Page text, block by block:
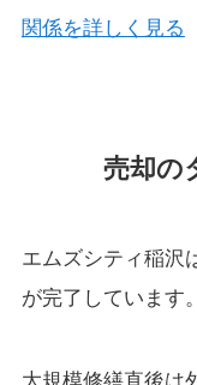
関係を詳しく見る
売却の
エムズシティ稲沢
が完了しています。
大規模修繕直後は